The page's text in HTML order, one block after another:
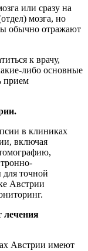
или сразу на
мозга, но
обычно отражают
к врачу,
либо основные
прием
в клиниках
включая
точной
Австрии
лечения
Австрии имеют